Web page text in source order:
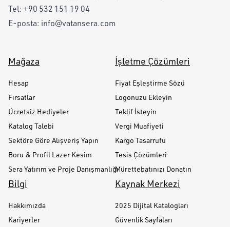
Tel: +90 532 151 19 04
E-posta: info@vatansera.com
Mağaza
Hesap
Fırsatlar
Ücretsiz Hediyeler
Katalog Talebi
Sektöre Göre Alışveriş Yapın
Boru & Profil Lazer Kesim
Sera Yatırım ve Proje Danışmanlığı
İşletme Çözümleri
Fiyat Eşleştirme Sözü
Logonuzu Ekleyin
Teklif İsteyin
Vergi Muafiyeti
Kargo Tasarrufu
Tesis Çözümleri
Mürettebatınızı Donatın
Bilgi
Hakkımızda
Kariyerler
Kaynak Merkezi
2025 Dijital Katalogları
Güvenlik Sayfaları